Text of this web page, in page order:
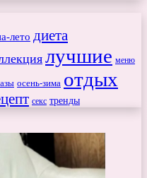
лето диета
лучшие меню
осень-зима отдых
секс тренды